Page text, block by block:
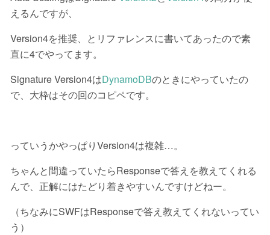
えるんですが、
Version4を推奨、とリファレンスに書いてあったので素
直に4でやってます。
Signature Version4はDynamoDBのときにやっていたの
で、大枠はその回のコピペです。
っていうかやっぱりVersion4は複雑…。
ちゃんと間違っていたらResponseで答えを教えてくれる
んで、正解にはたどり着きやすいんですけどねー。
（ちなみにSWFはResponseで答え教えてくれないってい
う）